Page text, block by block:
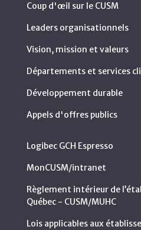
Coup d'œil sur le CUSM
Leaders organisationnels
Vision, mission et valeurs
Départements et services
Développement durable
Appels d'offres publics
Logibec GCH Espresso
MonCUSM/intranet
Règlement intérieur de
Québec - CUSM/MUHC
Lois applicables aux